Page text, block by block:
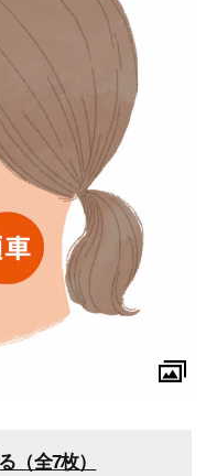
（全7枚）